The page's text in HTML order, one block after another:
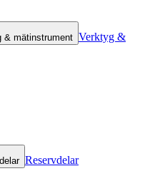
& mätinstrument Verktyg &
Reservdelar